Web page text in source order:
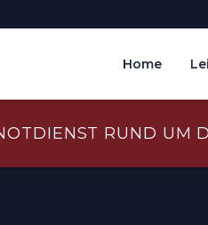
Home
RUND UM